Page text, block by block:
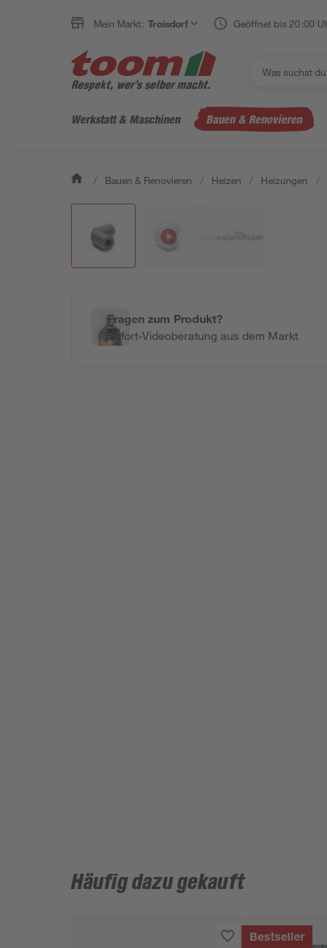
Mein Markt: Troisdorf Geöffnet bis 20:00
Werkstatt & Maschinen Bauen & Renovieren
/ Bauen & Renovieren / Heizen / Heizungen /
Fragen zum Produkt?
Sofort-Videoberatung aus dem Markt
Häufig dazu gekauft
Bestseller